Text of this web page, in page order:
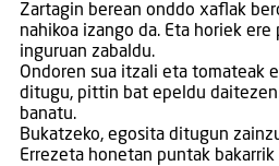
Zartagin berean onddo xaflak
nahikoa izango da. Eta horiek
inguruan zabaldu.
Ondoren sua itzali eta tomateak
ditugu, pittin bat epeldu
banatu.
Bukatzeko, egosita ditugun
Errezeta honetan puntak